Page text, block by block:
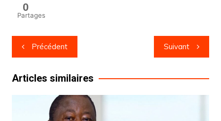
0
Partages
Navigation
de
l’article
Précédent Suivant
Articles similaires